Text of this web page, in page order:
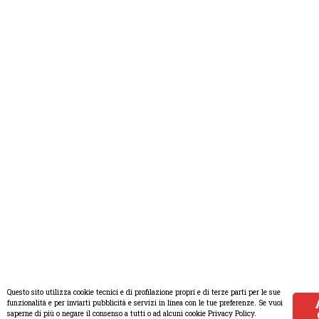
Questo sito utilizza cookie tecnici e di profilazione propri e di terze parti per le sue
funzionalità e per inviarti pubblicità e servizi in linea con le tue preferenze. Se vuoi
saperne di più o negare il consenso a tutti o ad alcuni cookie Privacy Policy.